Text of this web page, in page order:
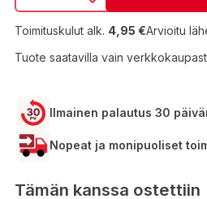
Toimituskulut alk. 4,95 €Arvioitu
Tuote saatavilla vain
Ilmainen palautus 30
Nopeat ja monipuoliset
Tämän kanssa ostettiin